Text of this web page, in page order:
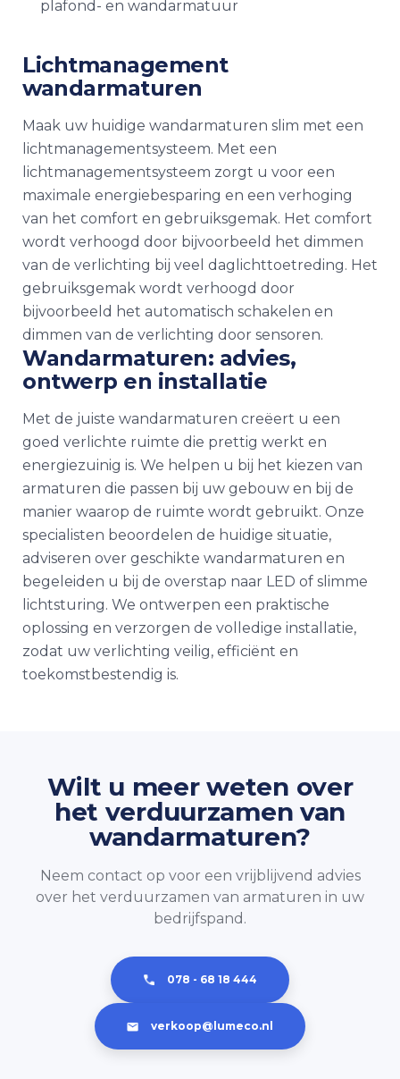
plafond- en wandarmatuur
Lichtmanagement
wandarmaturen
Maak uw huidige wandarmaturen slim met een
lichtmanagementsysteem. Met een
lichtmanagementsysteem zorgt u voor een
maximale energiebesparing en een verhoging
van het comfort en gebruiksgemak. Het comfort
wordt verhoogd door bijvoorbeeld het dimmen
van de verlichting bij veel daglichttoetreding. Het
gebruiksgemak wordt verhoogd door
bijvoorbeeld het automatisch schakelen en
dimmen van de verlichting door sensoren.
Wandarmaturen: advies,
ontwerp en installatie
Met de juiste wandarmaturen creëert u een
goed verlichte ruimte die prettig werkt en
energiezuinig is. We helpen u bij het kiezen van
armaturen die passen bij uw gebouw en bij de
manier waarop de ruimte wordt gebruikt. Onze
specialisten beoordelen de huidige situatie,
adviseren over geschikte wandarmaturen en
begeleiden u bij de overstap naar LED of slimme
lichtsturing. We ontwerpen een praktische
oplossing en verzorgen de volledige installatie,
zodat uw verlichting veilig, efficiënt en
toekomstbestendig is.
Wilt u meer weten over
het verduurzamen van
wandarmaturen?
Neem contact op voor een vrijblijvend advies
over het verduurzamen van armaturen in uw
bedrijfspand.
078 - 68 18 444
verkoop@lumeco.nl